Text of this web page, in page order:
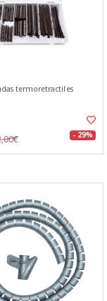
termoretractiles
- 29%